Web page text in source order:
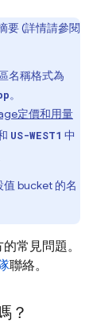
要 (詳情請參閱
名稱格式為
。
定價和用量
US-WEST1 中
值 bucket 的名
常見問題。
聯絡。
？